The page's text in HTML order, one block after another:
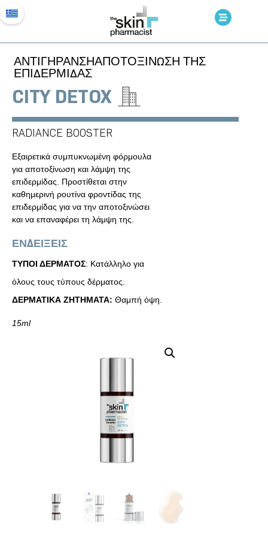
ΑΝΤΙΓΗΡΑΝΣΗΑΠΟΤΟΞΙΝΩΣΗ ΤΗΣ
ΕΠΙΔΕΡΜΙΔΑΣ
CITY DETOX
RADIANCE BOOSTER
Εξαιρετικά συμπυκνωμένη φόρμουλα
για αποτοξίνωση και λάμψη της
επιδερμίδας. Προστίθεται στην
καθημερινή ρουτίνα φροντίδας της
επιδερμίδας για να την αποτοξινώσει
και να επαναφέρει τη λάμψη της.
ΕΝΔΕΙΞΕΙΣ
ΤΥΠΟΙ ΔΕΡΜΑΤΟΣ: Κατάλληλο για
όλους τους τύπους δέρματος.
ΔΕΡΜΑΤΙΚΑ ΖΗΤΗΜΑΤΑ: Θαμπή όψη.
15ml